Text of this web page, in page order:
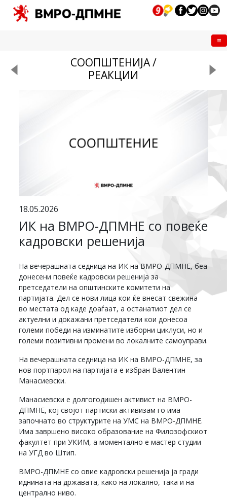
СООПШТЕНИЈА /
РЕАКЦИИ
18.05.2026
ИК на ВМРО-ДПМНЕ со повеќе
кадровски решенија
На вечерашната седница на ИК на ВМРО-ДПМНЕ, беа
донесени повеќе кадровски решенија за
претседатели на општинските комитети на
партијата. Дел се нови лица кои ќе внесат свежина
во местата од каде доаѓаат, а останатиот дел се
актуелни и докажани претседатели кои донесоа
големи победи на изминатите изборни циклуси, но и
големи позитивни промени во локалните самоуправи.
На вечерашната седница на ИК на ВМРО-ДПМНЕ, за
нов портпарол на партијата е избран Валентин
Манасиевски.
Манасиевски е долгогодишен активист на ВМРО-
ДПМНЕ, кој својот партиски активизам го има
започнато во структурите на УМС на ВМРО-ДПМНЕ.
Има завршено високо образование на Филозофскиот
факултет при УКИМ, а моментално е мастер студии
на УГД во Штип.
ВМРО-ДПМНЕ со овие кадровски решенија ја гради
иднината на државата, како на локално, така и на
централно ниво.